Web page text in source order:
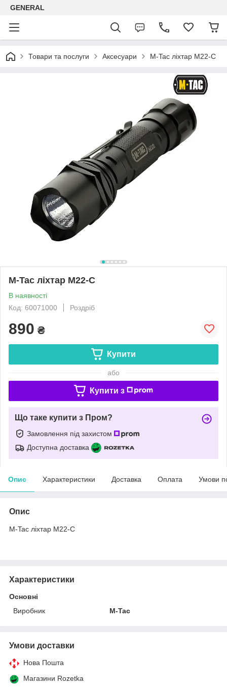
GENERAL
Товари та послуги Аксесуари M-Tac ліхтар M22-C
M-Tac ліхтар M22-C
В наявності
Код: 60071000
Роздріб
890 ₴
Купити
або
Купити з
Що таке купити з Пром?
Замовлення під захистом
Доступна доставка
Опис Характеристики Доставка Оплата Умови
Опис
M-Tac ліхтар M22-C
Характеристики
Основні
Виробник
M-Tac
Умови доставки
Нова Пошта
Магазини Rozetka